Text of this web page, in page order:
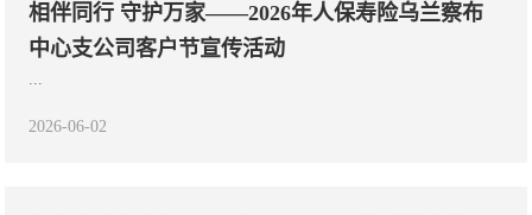
相伴同行 守护万家——2026年人保寿险乌兰察布
中心支公司客户节宣传活动
...
2026-06-02